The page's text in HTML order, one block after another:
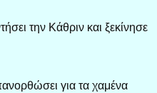
την Κάθριν και ξεκίνησε
για τα χαμένα